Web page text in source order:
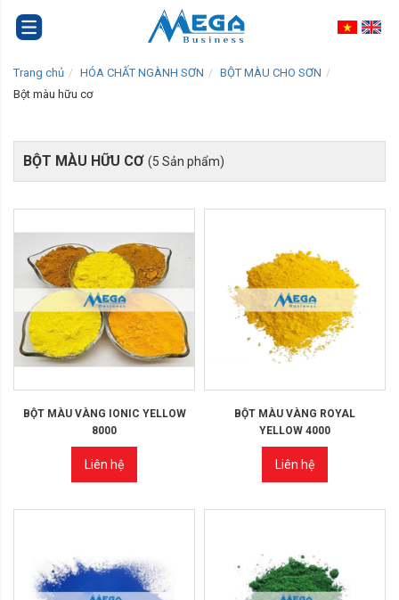
Trang chủ HÓA CHẤT NGÀNH SƠN
BỘT MÀU CHO SƠN
Bột màu hữu cơ
BỘT MÀU HỮU CƠ (5 Sản phẩm)
BỘT MÀU VÀNG IONIC YELLOW
8000
Liên hệ
BỘT MÀU VÀNG ROYAL
YELLOW 4000
Liên hệ